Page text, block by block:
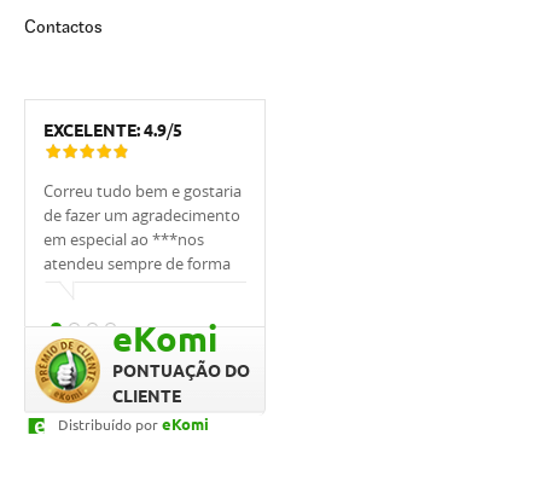
Contactos
EXCELENTE:4.9/5
Correu tudo bem e gostaria
de fazer um agradecimento
em especial ao ***nos
atendeu sempre de forma
graças a ele conseguimos o
empréstimo tão
rapidamente e compramos
eKomi
PONTUAÇÃO DO
CLIENTE
Distribuído por eKomi